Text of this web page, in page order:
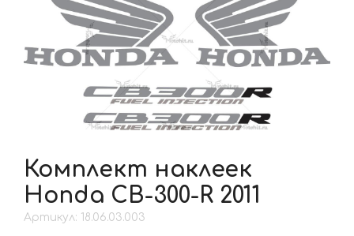
Комплект наклеек
Honda CB-300-R 2011
Артикул: 18.06.03.003